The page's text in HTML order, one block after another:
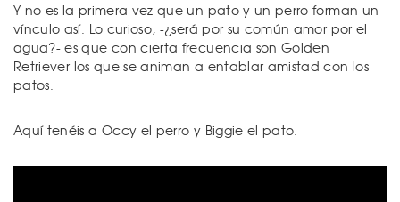
Y no es la primera vez que un pato y un perro forman un
vínculo así. Lo curioso, -¿será por su común amor por el
agua?- es que con cierta frecuencia son Golden
Retriever los que se animan a entablar amistad con los
patos.
Aquí tenéis a Occy el perro y Biggie el pato.